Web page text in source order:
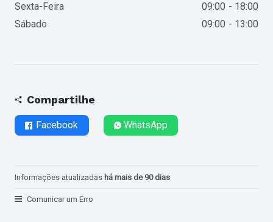
Sexta-Feira
09:00
18:00
Sábado
09:00 13:00
Compartilhe
Facebook WhatsApp
Informações atualizadas há mais de 90 dias
Comunicar um Erro